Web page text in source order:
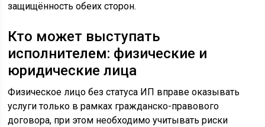
защищённость обеих сторон.
Кто может выступать
исполнителем: физические и
юридические лица
Физическое лицо без статуса ИП вправе оказывать
услуги только в рамках гражданско-правового
договора, при этом необходимо учитывать риски